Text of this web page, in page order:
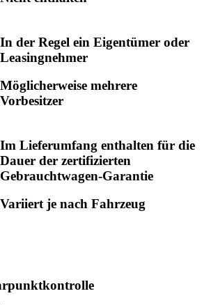
In der Regel ein Eigentümer oder
Leasingnehmer
Möglicherweise mehrere
Vorbesitzer
Im Lieferumfang enthalten für die
Dauer der zertifizierten
Gebrauchtwagen-Garantie
Variiert je nach Fahrzeug